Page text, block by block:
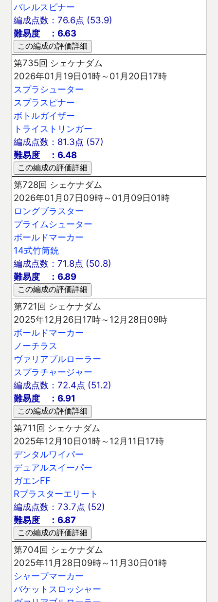
バレルスピナー
編成点数：76.6点 (53.9)
難易度 ：6.63
第735回 シェケナダム
2026年01月19日01時～01月20日17時
スプラシューター
スプラスピナー
ボトルガイザー
トライストリンガー
編成点数：81.3点 (57)
難易度 ：6.48
第728回 シェケナダム
2026年01月07日09時～01月09日01時
ロングブラスター
プライムシューター
ボールドマーカー
14式竹筒銃
編成点数：71.8点 (50.8)
難易度 ：6.89
第721回 シェケナダム
2025年12月26日17時～12月28日09時
ボールドマーカー
ノーチラス
ヴァリアブルローラー
スプラチャージャー
編成点数：72.4点 (51.2)
難易度 ：6.91
第711回 シェケナダム
2025年12月10日01時～12月11日17時
デンタルワイパー
デュアルスイーパー
ガエンFF
Rブラスターエリート
編成点数：73.7点 (52)
難易度 ：6.87
第704回 シェケナダム
2025年11月28日09時～11月30日01時
シャープマーカー
バケットスロッシャー